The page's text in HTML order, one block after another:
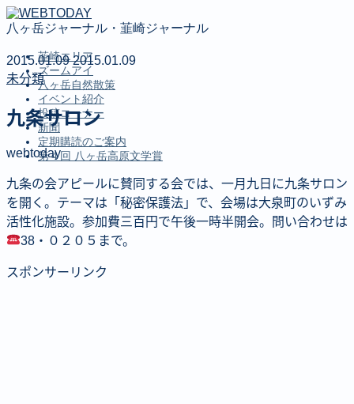
八ヶ岳ジャーナル・韮崎ジャーナル
韮崎エリア
ズームアイ
八ヶ岳自然散策
イベント紹介
投稿コーナー
新聞
定期購読のご案内
第４回 八ヶ岳高原文学賞
MENU
韮崎エリア
ズームアイ
イベント紹介
2015.01.092015.01.09
未分類
九条サロン
webtoday
九条の会アピールに賛同する会では、一月九日に九条サロン
を開く。テーマは「秘密保護法」で、会場は大泉町のいずみ
活性化施設。参加費三百円で午後一時半開会。問い合わせは
38・０２０５まで。
スポンサーリンク